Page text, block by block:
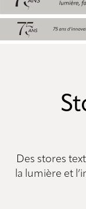
Des stores
la lumière et